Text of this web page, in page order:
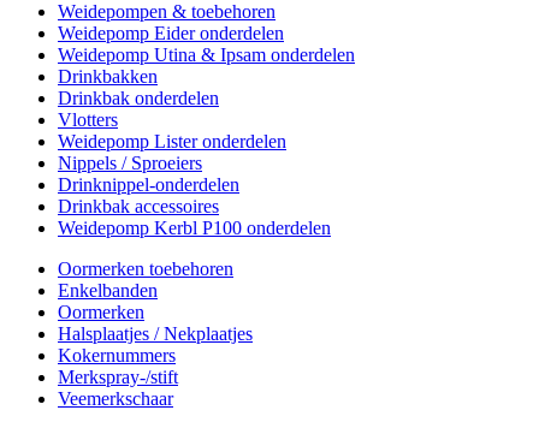
Weidepompen & toebehoren
Weidepomp Eider onderdelen
Weidepomp Utina & Ipsam onderdelen
Drinkbakken
Drinkbak onderdelen
Vlotters
Weidepomp Lister onderdelen
Nippels / Sproeiers
Drinknippel-onderdelen
Drinkbak accessoires
Weidepomp Kerbl P100 onderdelen
Oormerken toebehoren
Enkelbanden
Oormerken
Halsplaatjes / Nekplaatjes
Kokernummers
Merkspray-/stift
Veemerkschaar